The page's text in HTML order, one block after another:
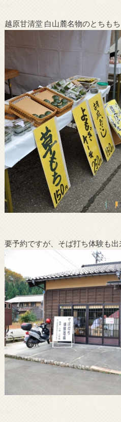
越原甘清堂 白山麓名物のとちもち
要予約ですが、そば打ち体験も出